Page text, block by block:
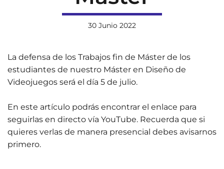
30 Junio 2022
La defensa de los Trabajos fin de Máster de los
estudiantes de nuestro Máster en Diseño de
Videojuegos será el día 5 de julio.
En este artículo podrás encontrar el enlace para
seguirlas en directo vía YouTube. Recuerda que si
quieres verlas de manera presencial debes avisarnos
primero.